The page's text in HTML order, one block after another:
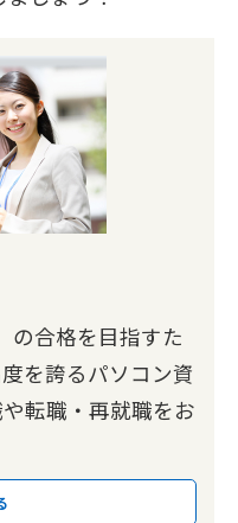
の合格を目指すた
を誇るパソコン資
転職・再就職をお